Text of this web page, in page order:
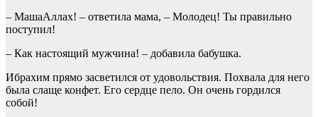
– МашаАллах! – ответила мама, – Молодец! Ты правильно
поступил!
– Как настоящий мужчина! – добавила бабушка.
Ибрахим прямо засветился от удовольствия. Похвала для него
была слаще конфет. Его сердце пело. Он очень гордился
собой!